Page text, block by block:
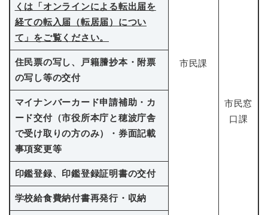
くは「オンラインによる転出届を
経ての転入届（転居届）につい
て」をご覧ください。
市民課
市民窓
口課
住民票の写し、戸籍謄抄本・附票
の写し等の交付
マイナンバーカード申請補助・カ
ード交付（市役所本庁と穂波庁舎
で受け取りの方のみ）・券面記載
事項変更等
印鑑登録、印鑑登録証明書の交付
学校給食費納付書再発行・収納